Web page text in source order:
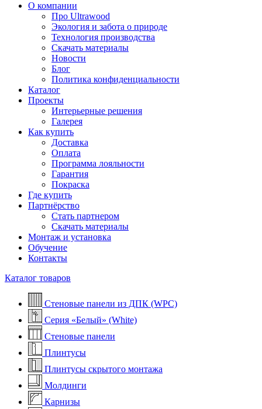
О компании
Про Ultrawood
Экология и забота о природе
Технология производства
Скачать материалы
Новости
Блог
Политика конфиденциальности
Каталог
Проекты
Интерьерные решения
Галерея
Как купить
Доставка
Оплата
Программа лояльности
Гарантия
Покраска
Где купить
Партнёрство
Стать партнером
Скачать материалы
Монтаж и установка
Обучение
Контакты
Каталог товаров
Стеновые панели из ДПК (WPC)
Серия «Белый» (White)
Стеновые панели
Плинтусы
Плинтусы скрытого монтажа
Молдинги
Карнизы